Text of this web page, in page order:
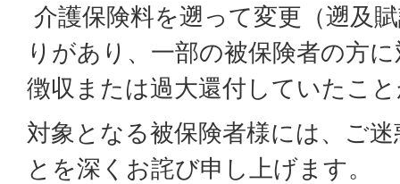
介護保険料を遡って変更（遡及
りがあり、一部の被保険者の方
徴収または過大還付していたこ
対象となる被保険者様には、ご
とを深くお詫び申し上げます。